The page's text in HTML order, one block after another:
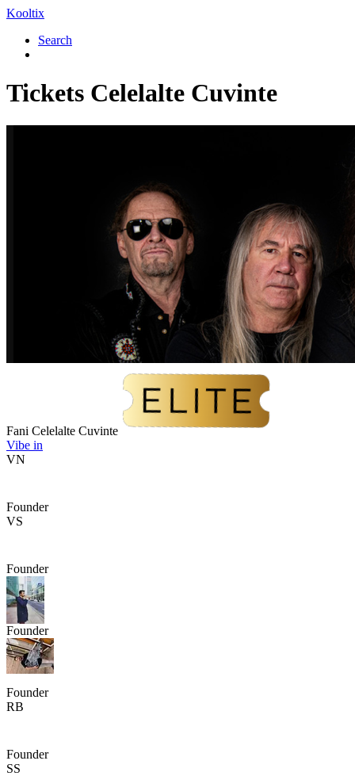
Kooltix
Search
Tickets Celelalte Cuvinte
Fani Celelalte Cuvinte
Vibe in
VN
Founder
VS
Founder
Founder
Founder
RB
Founder
SS